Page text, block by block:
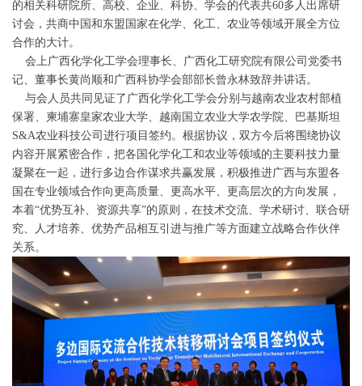
的相关科研院所、高校、企业、科协、学会的代表共60多人出席研
讨会，共商中国和东盟国家在化学、化工、农业等领域开展全方位
合作的大计。
会上广西化学化工学会理事长、广西化工研究院有限公司党委书
记、董事长黄尚顺和广西科协学会部部长曾永林致辞并讲话。
与会人员共同见证了广西化学化工学会分别与越南农业农村部植
保署、柬埔寨皇家农业大学、越南国立农业大学农学院、巴基斯坦
S&A农业科技公司进行项目签约。根据协议，双方今后将围绕协议
内容开展紧密合作，把各国化学化工和农业等领域的主要科技力量
凝聚在一起，进行多边合作谋求共赢发展，积极推进广西与东盟各
国在专业领域合作向更高质量、更高水平、更高层次的方向发展，
本着“优势互补、资源共享”的原则，在技术交流、学术研讨、联合研
究、人才培养、优势产品相互引进与推广等方面建立战略合作伙伴
关系。